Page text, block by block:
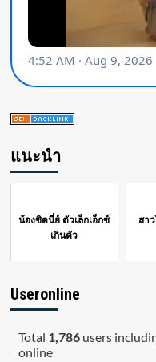
แนะนำ
น้องซิดนี่ย์ ตัวเล็กเอ็กซ์
เกินตัว
สา
Useronline
Total 1,786users
online